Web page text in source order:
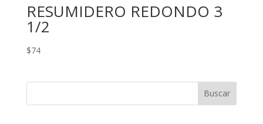
RESUMIDERO REDONDO 3
1/2
$74